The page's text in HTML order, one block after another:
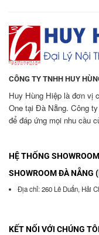
CÔNG TY TNHH HUY
Huy Hùng Hiệp là đơn vị
One tại Đà Nẵng. Công
để đáp ứng mọi nhu cầu
HỆ THỐNG SHOWROOM
SHOWROOM ĐÀ
Địa chỉ: 260 Lê Duẩn, Hải
KẾT NỐI VỚI CHÚNG TÔI